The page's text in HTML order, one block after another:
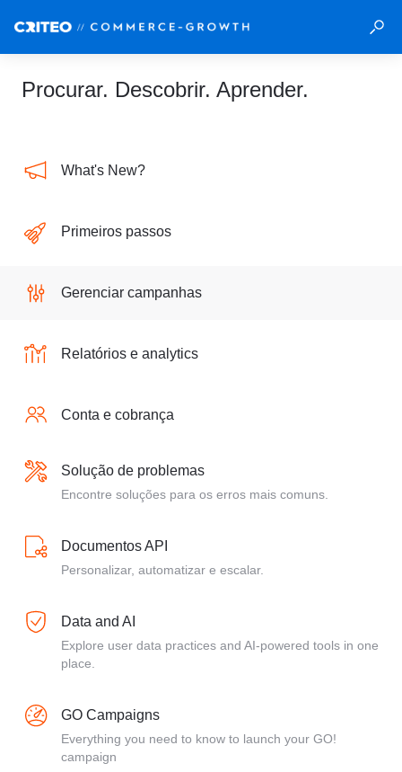
Procurar. Descobrir. Aprender.
What's New?
Primeiros passos
Gerenciar campanhas
Relatórios e analytics
Conta e cobrança
Solução de problemas
Encontre soluções para os erros mais comuns.
Documentos API
Personalizar, automatizar e escalar.
Data and AI
Explore user data practices and AI-powered tools in one
place.
GO Campaigns
Everything you need to know to launch your GO!
campaign